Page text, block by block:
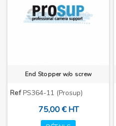
End Stopper w/o screw
RefPS364-11 (Prosup)
75,00 € HT